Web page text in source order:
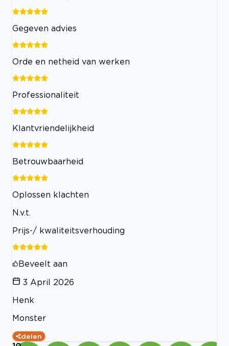
Gegeven advies
Orde en netheid van werken
Professionaliteit
Klantvriendelijkheid
Betrouwbaarheid
Oplossen klachten
N.v.t.
Prijs-/ kwaliteitsverhouding
Beveelt aan
3 April 2026
Henk
Monster
delen